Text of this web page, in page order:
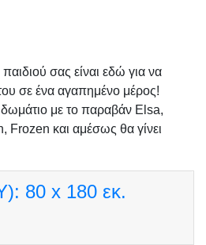
σας είναι εδώ για να
σε ένα αγαπημένο μέρος!
με το παραβάν Elsa,
και αμέσως θα γίνει
80 x 180 εκ.